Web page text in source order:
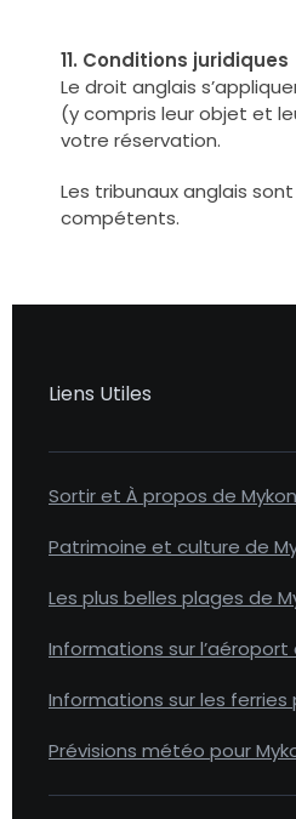
11. Conditions juridiques
Le droit anglais
(y compris leur objet et
votre réservation.
Les tribunaux anglais
compétents.
Liens Utiles
Sortir et À propos de
Patrimoine et culture de
Les plus belles plages de
Informations sur l’aéroport
Informations sur les ferries
Prévisions météo pour